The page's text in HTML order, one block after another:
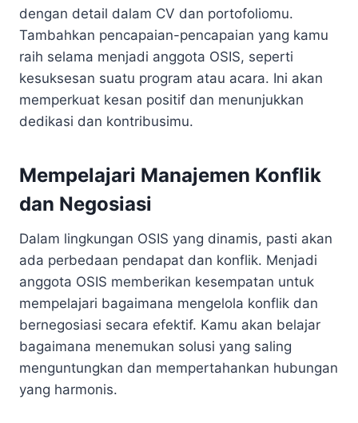
dengan detail dalam CV dan portofoliomu.
Tambahkan pencapaian-pencapaian yang kamu
raih selama menjadi anggota OSIS, seperti
kesuksesan suatu program atau acara. Ini akan
memperkuat kesan positif dan menunjukkan
dedikasi dan kontribusimu.
Mempelajari Manajemen Konflik
dan Negosiasi
Dalam lingkungan OSIS yang dinamis, pasti akan
ada perbedaan pendapat dan konflik. Menjadi
anggota OSIS memberikan kesempatan untuk
mempelajari bagaimana mengelola konflik dan
bernegosiasi secara efektif. Kamu akan belajar
bagaimana menemukan solusi yang saling
menguntungkan dan mempertahankan hubungan
yang harmonis.